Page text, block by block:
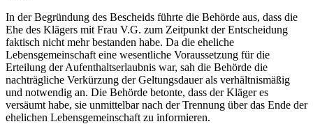
In der Begründung des Bescheids führte die Behörde aus, dass die
Ehe des Klägers mit Frau V.G. zum Zeitpunkt der Entscheidung
faktisch nicht mehr bestanden habe. Da die eheliche
Lebensgemeinschaft eine wesentliche Voraussetzung für die
Erteilung der Aufenthaltserlaubnis war, sah die Behörde die
nachträgliche Verkürzung der Geltungsdauer als verhältnismäßig
und notwendig an. Die Behörde betonte, dass der Kläger es
versäumt habe, sie unmittelbar nach der Trennung über das Ende der
ehelichen Lebensgemeinschaft zu informieren.